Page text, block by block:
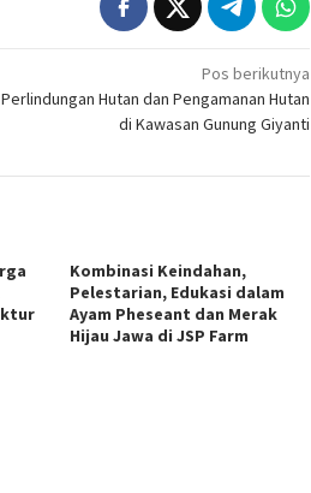
Pos berikutnya
Hutan dan Pengamanan Hutan
di Kawasan Gunung Giyanti
Kombinasi Keindahan,
Pelestarian, Edukasi dalam
Ayam Pheseant dan Merak
Hijau Jawa di JSP Farm